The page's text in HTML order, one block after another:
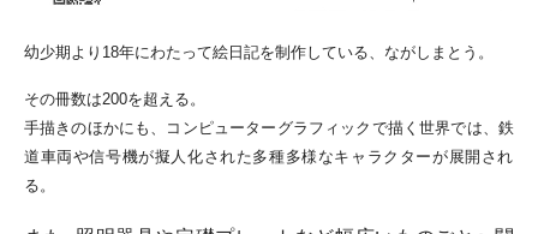
幼少期より18年にわたって絵日記を制作している、 ながしまとう。
その冊数は200を超える。
手描きのほかにも、コンピューターグラフィックで描く世界では、 鉄
道車両や信号機が擬人化された多種多様なキャラクターが展開され
る。